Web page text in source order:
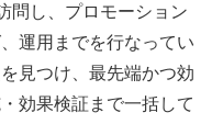
問し、プロモーション
運用までを行なってい
見つけ、最先端かつ効
効果検証まで一括して